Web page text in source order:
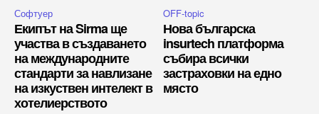
Софтуер
Екипът на Sirma ще
участва в създаването
на международните
стандарти за навлизане
на изкуствен интелект в
хотелиерството
OFF-topic
Нова българска
insurtech платформа
събира всички
застраховки на едно
място